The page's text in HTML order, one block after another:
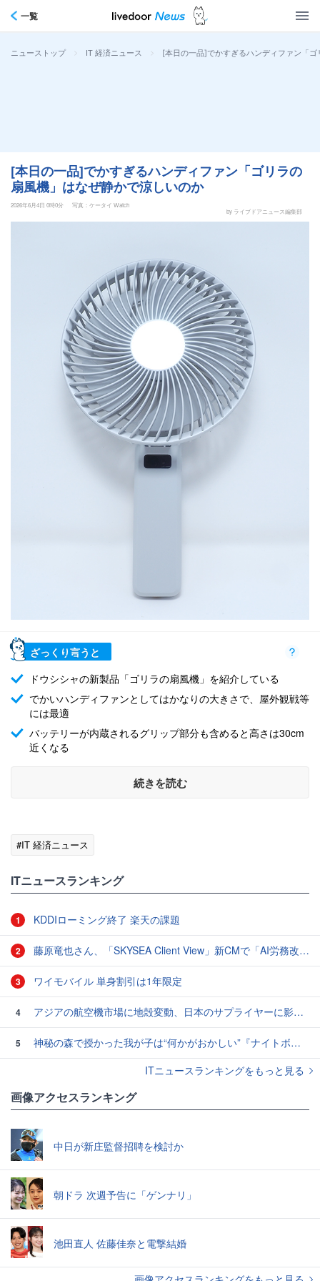
一覧
ニューストップ > IT 経済ニュース > [本日の一品]でかすぎるハンディファン「
[本日の一品]でかすぎるハンディファン「ゴリラの
扇風機」はなぜ静かで涼しいのか
2026年6月4日 0時0分
写真：ケータイ Watch
by ライブドアニュース編集部
ざっくり言うと
ドウシシャの新製品「ゴリラの扇風機」を紹介している
でかいハンディファンとしてはかなりの大きさで、屋外観戦等
には最適
バッテリーが内蔵されるグリップ部分も含めると高さは30cm
近くなる
続きを読む
#IT 経済ニュース
ITニュースランキング
1 KDDIローミング終了 楽天の課題
2 藤原竜也さん、「SKYSEA Client View」新CMで「AI労務改善」をアピール 働き方をAIが分析したら「すぐに休んで」と言われる？
3 ワイモバイル 単身割引は1年限定
4 アジアの航空機市場に地殻変動、日本のサプライヤーに影響も
5
神秘の森で授かった我が子は“何かがおかしい”『ナイトボーン -夜哭-』本編映像解禁 母の絶叫顔うちわが全国の劇場に［ホラー通信］
ITニュースランキングをもっと見る
画像アクセスランキング
中日が新庄監督招聘を検討か
朝ドラ 次週予告に「ゲンナリ」
池田直人 佐藤佳奈と電撃結婚